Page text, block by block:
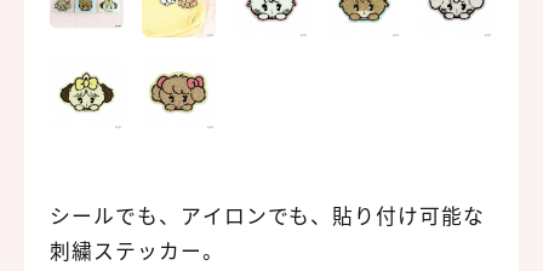
シールでも、アイロンでも、貼り付け可能な
刺繍ステッカー。